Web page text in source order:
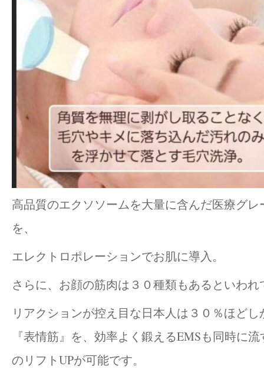
高品質のエクソソームを大量に含んだ医療グ
を、
エレクトロポレーションでお肌に導入。
さらに、お顔の筋肉は３０種類もあるといわれ
リアクションが控え目な日本人は３０％ほど
『表情筋』を、効率よく鍛えるEMSも同時に
のリフトUPが可能です。